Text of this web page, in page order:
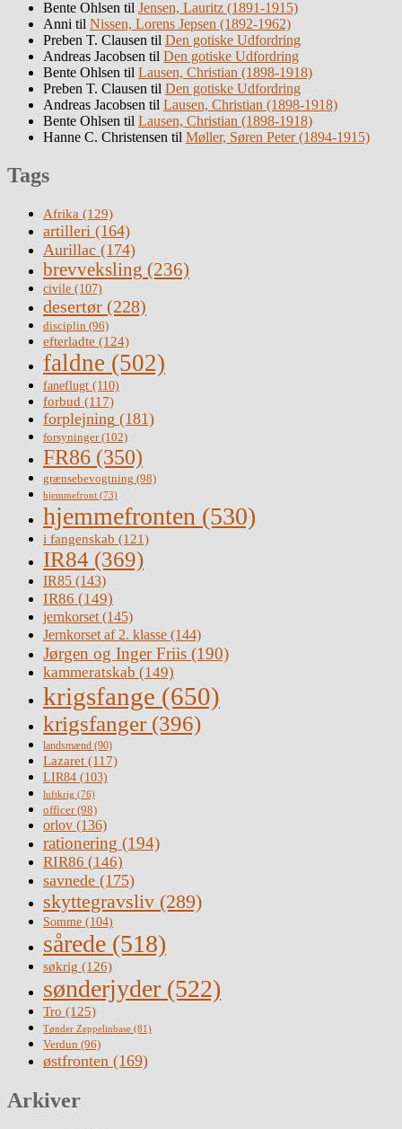
Bente Ohlsen til Jensen, Lauritz (1891-1915)
Anni til Nissen, Lorens Jepsen (1892-1962)
Preben T. Clausen til Den gotiske Udfordring
Andreas Jacobsen til Den gotiske Udfordring
Bente Ohlsen til Lausen, Christian (1898-1918)
Preben T. Clausen til Den gotiske Udfordring
Andreas Jacobsen til Lausen, Christian (1898-1918)
Bente Ohlsen til Lausen, Christian (1898-1918)
Hanne C. Christensen til Møller, Søren Peter (1894-1915)
Tags
Afrika (129)
artilleri (164)
Aurillac (174)
brevveksling (236)
civile (107)
desertør (228)
disciplin (96)
efterladte (124)
faldne (502)
faneflugt (110)
forbud (117)
forplejning (181)
forsyninger(102)
FR86 (350)
grænsebevogtning (98)
hjemmefront (73)
hjemmefronten (530)
i fangenskab (121)
IR84 (369)
IR85 (143)
IR86 (149)
jernkorset(145)
Jernkorset af 2. klasse (144)
Jørgen og Inger Friis (190)
kammeratskab (149)
krigsfange (650)
krigsfanger (396)
landsmænd (90)
Lazaret (117)
LIR84 (103)
luftkrig (76)
officer(98)
orlov (136)
rationering (194)
RIR86 (146)
savnede (175)
skyttegravsliv (289)
Somme (104)
sårede (518)
søkrig (126)
sønderjyder (522)
Tro (125)
Tønder Zeppelinbase (81)
Verdun (96)
østfronten (169)
Arkiver